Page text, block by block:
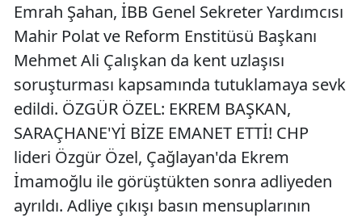
Emrah Şahan, İBB Genel Sekreter Yardımcısı
Mahir Polat ve Reform Enstitüsü Başkanı
Mehmet Ali Çalışkan da kent uzlaşısı
soruşturması kapsamında tutuklamaya sevk
edildi. ÖZGÜR ÖZEL: EKREM BAŞKAN,
SARAÇHANE'Yİ BİZE EMANET ETTİ! CHP
lideri Özgür Özel, Çağlayan'da Ekrem
İmamoğlu ile görüştükten sonra adliyeden
ayrıldı. Adliye çıkışı basın mensuplarının